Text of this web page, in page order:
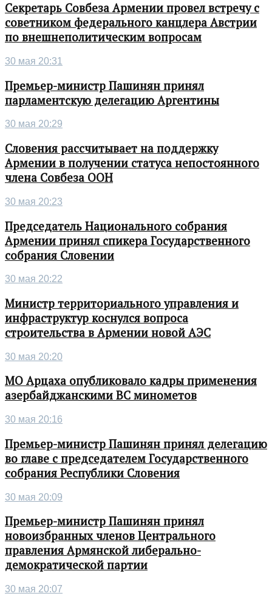
Секретарь Совбеза Армении провел встречу с
советником федерального канцлера Австрии
по внешнеполитическим вопросам
30 мая 20:31
Премьер-министр Пашинян принял
парламентскую делегацию Аргентины
30 мая 20:29
Словения рассчитывает на поддержку
Армении в получении статуса непостоянного
члена Совбеза ООН
30 мая 20:23
Председатель Национального собрания
Армении принял спикера Государственного
собрания Словении
30 мая 20:22
Министр территориального управления и
инфраструктур коснулся вопроса
строительства в Армении новой АЭС
30 мая 20:20
МО Арцаха опубликовало кадры применения
азербайджанскими ВС минометов
30 мая 20:16
Премьер-министр Пашинян принял делегацию
во главе с председателем Государственного
собрания Республики Словения
30 мая 20:09
Премьер-министр Пашинян принял
новоизбранных членов Центрального
правления Армянской либерально-
демократической партии
30 мая 20:07